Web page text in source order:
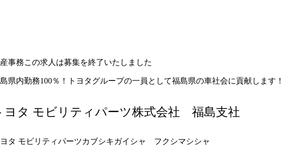
事務この求人は募集を終了いたしました
県内勤務100％！トヨタグループの一員として福島県の車社会に貢献します！
ヨタ モビリティパーツ株式会社 福島支社
タ モビリティパーツカブシキガイシャ フクシマシシャ